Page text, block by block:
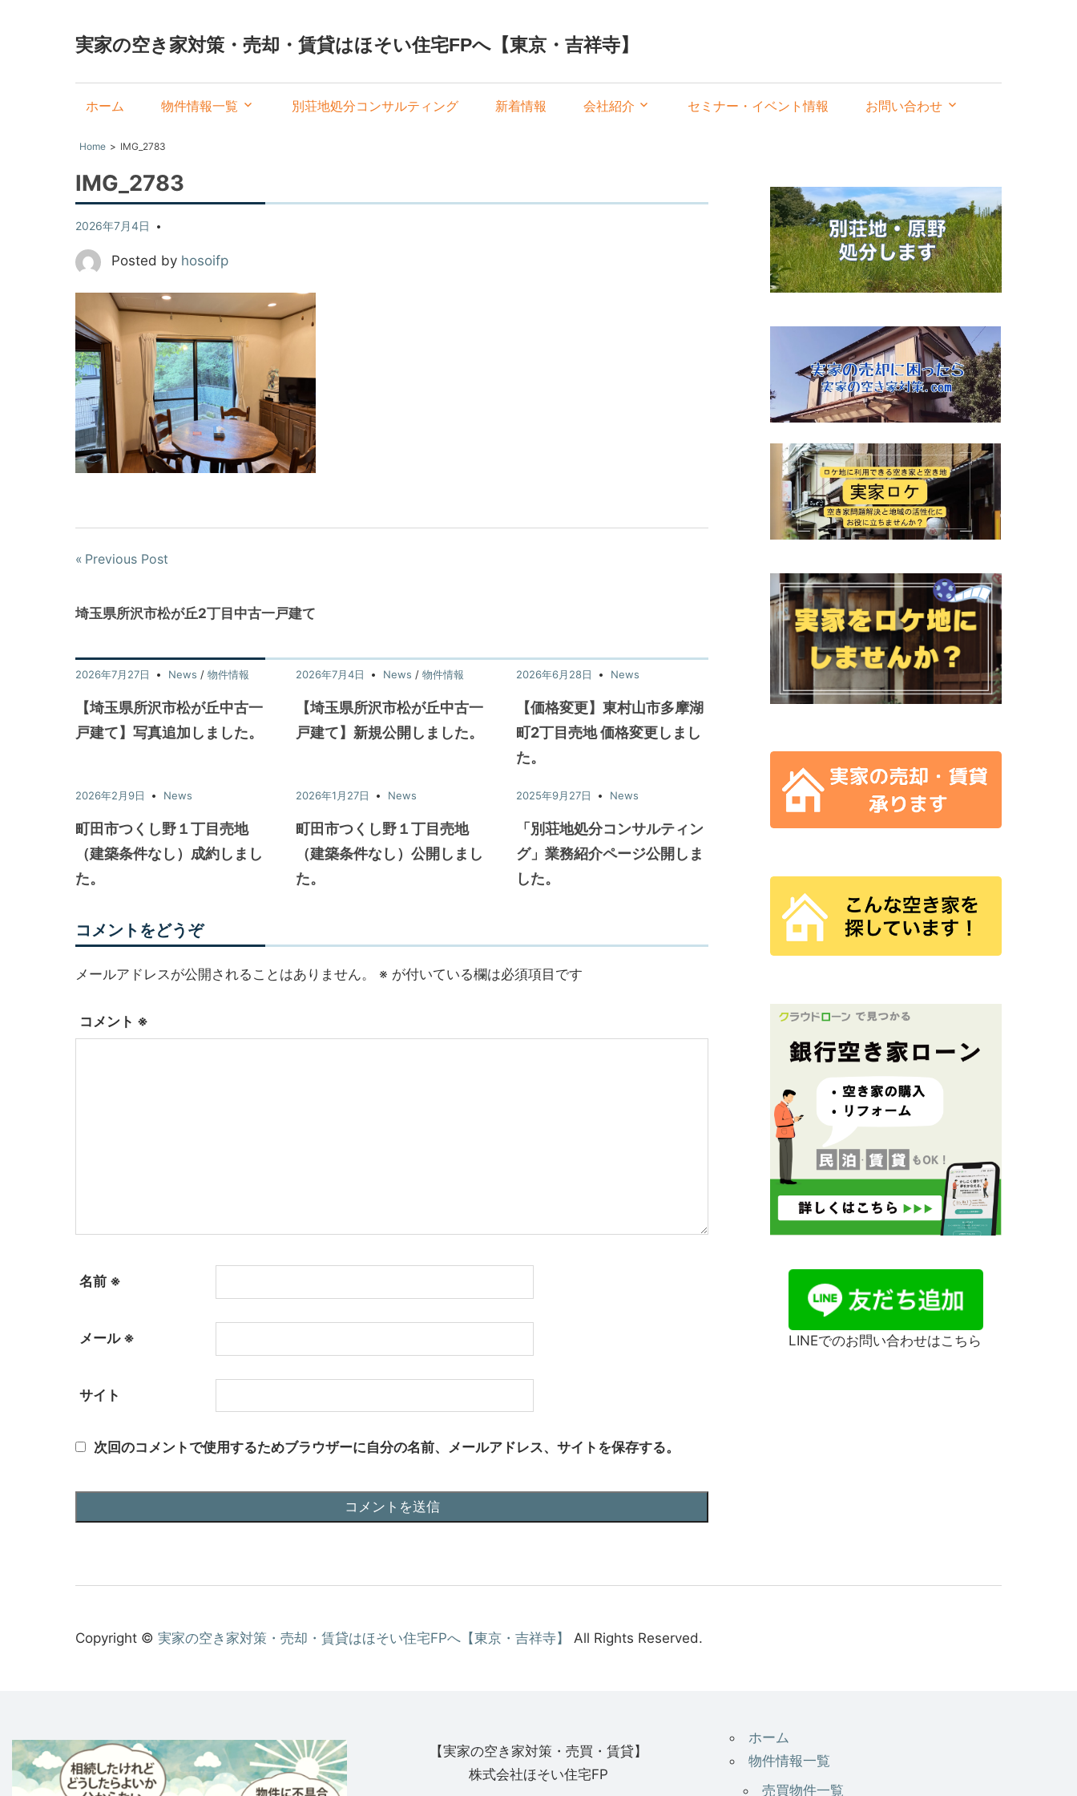
実家の空き家対策・売却・賃貸はほそい住宅FPへ【東京・吉祥寺】
ホーム 物件情報一覧 別荘地処分コンサルティング 新着情報 会社紹介 セミナー・イベント情報 お問い合わせ
Home IMG_2783
IMG_2783
2026年7月4日
Posted by hosoifp
Previous Post
埼玉県所沢市松が丘2丁目中古一戸建て
2026年7月27日 News /物件情報
【埼玉県所沢市松が丘中古一
戸建て】写真追加しました。
2026年7月4日 News /物件情報
【埼玉県所沢市松が丘中古一
戸建て】新規公開しました。
2026年6月28日 News
【価格変更】東村山市多摩湖
町2丁目売地 価格変更しまし
た。
2026年2月9日 News
町田市つくし野１丁目売地
（建築条件なし）成約しまし
た。
2026年1月27日 News
町田市つくし野１丁目売地
（建築条件なし）公開しまし
た。
2025年9月27日 News
「別荘地処分コンサルティン
グ」業務紹介ページ公開しま
した。
コメントをどうぞ
メールアドレスが公開されることはありません。 ※ が付いている欄は必須項目です
コメント ※
名前 ※
メール ※
サイト
次回のコメントで使用するためブラウザーに自分の名前、メールアドレス、サイトを保存する。
LINEでのお問い合わせはこちら
Copyright ©実家の空き家対策・売却・賃貸はほそい住宅FPへ【東京・吉祥寺】 All Rights Reserved.
【実家の空き家対策・売買・賃貸】
株式会社ほそい住宅FP
ホーム
物件情報一覧
売買物件一覧